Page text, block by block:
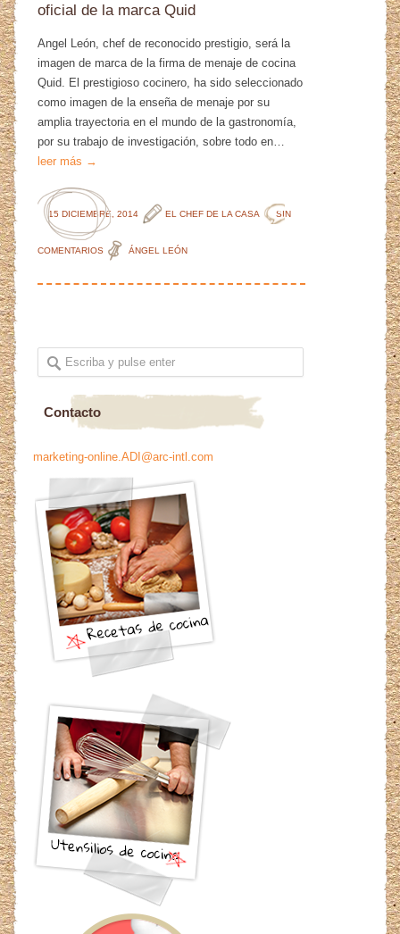
oficial de la marca Quid
Angel León, chef de reconocido prestigio, será la
imagen de marca de la firma de menaje de cocina
Quid. El prestigioso cocinero, ha sido seleccionado
como imagen de la enseña de menaje por su
amplia trayectoria en el mundo de la gastronomía,
por su trabajo de investigación, sobre todo en…
leer más →
15 DICIEMBRE, 2014 EL CHEF DE LA CASA SIN
COMENTARIOS ÁNGEL LEÓN
Contacto
marketing-online.ADI@arc-intl.com